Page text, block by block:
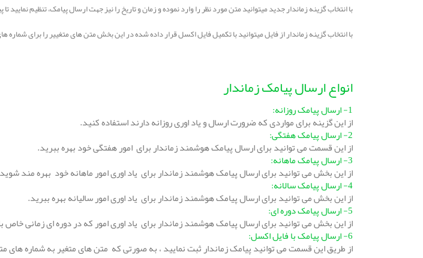
با انتخاب گزینه زماندار جدید میتوانید متن مورد نظر را وارد نموده و زمان و تاریخ را نیز جهت ارسال پیامک، تنظیم نمایید
با انتخاب گزینه زماندار از فایل میتوانید با تکمیل فایل اکسل قرار داده شده در این بخش متن های متغییر را برای شماره
انواع ارسال پیامک زماندار
1- ارسال پیامک روزانه:
از این گزینه برای مواردی که ضرورت ارسال و یاد اوری روزانه دارند استفاده کنید.
2- ارسال پیامک هفتگی:
از این قسمت می توانید برای ارسال پیامک هوشمند زماندار برای امور هفتگی خود بهره ببرید.
3- ارسال پیامک ماهانه:
از این بخش می توانید برای ارسال پیامک هوشمند زماندار برای یاد اوری امور ماهانه خود بهره مند
4- ارسال پیامک سالانه:
از این بخش می توانید برای ارسال پیامک هوشمند زماندار برای یاد اوری امور سالیانه بهره ببرید.
5- ارسال پیامک دوره ای:
از این بخش می توانید برای ارسال پیامک هوشمند زماندار برای یاد اوری امور که در دوره ای زمانی
6- ارسال پیامک با فایل اکسل:
از طریق این قسمت می توانید پیامک زماندار ثبت نمایید ، به صورتی که متن های متغیر به شماره های